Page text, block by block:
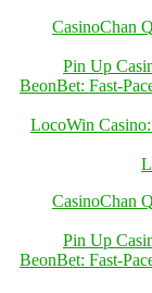
CasinoChan
Pin Up
BeonBet:
LocoWin
CasinoChan
Pin Up
BeonBet: